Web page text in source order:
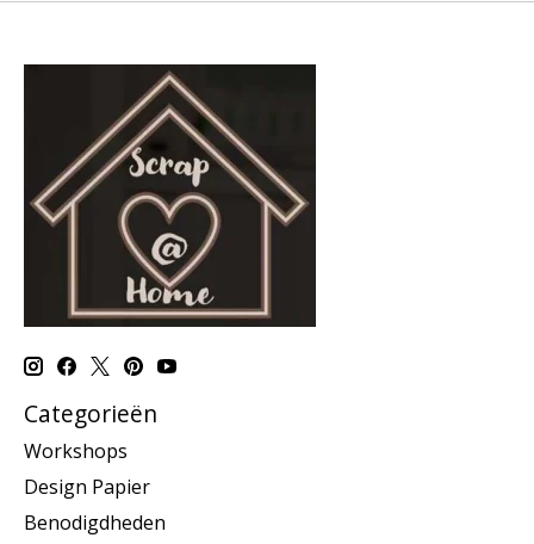
Categorieën
Workshops
Design Papier
Benodigdheden